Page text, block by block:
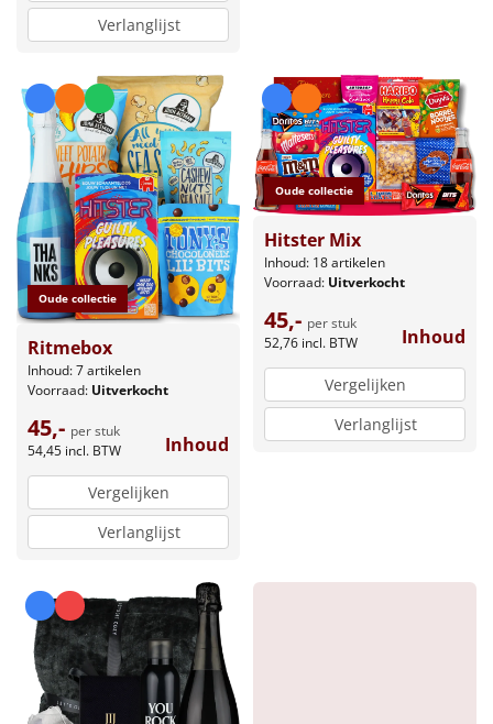
Tas
Borrelplank
Warmtekussen
NIEUW
Slowcooker POPULAIR
Noodradio NIEUW
Deken (fleece plaid)
Alle artikelen
Overige
Ideeën
Personeel
Sinterklaaspakketten
Particulier
Verlanglijst
Oude collectie
Ritmebox
Inhoud: 7 artikelen
Voorraad: Uitverkocht
45,- per stuk
54,45 incl. BTW Inhoud
Vergelijken
Verlanglijst
Oude collectie
Hitster Mix
Inhoud: 18 artikelen
Voorraad: Uitverkocht
45,- per stuk
52,76 incl. BTW Inhoud
Vergelijken
Verlanglijst